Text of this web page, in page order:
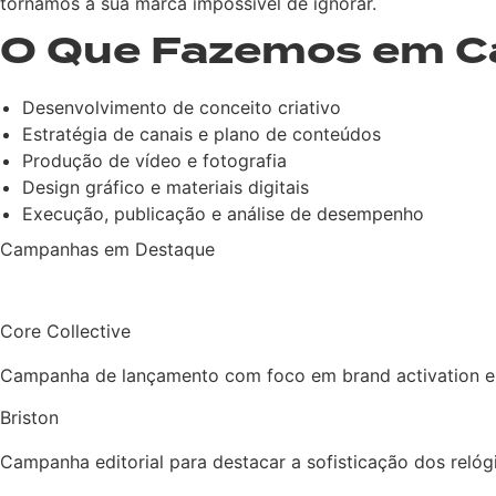
O Que Fazemos em
Desenvolvimento de conceito criativo
Estratégia de canais e plano de conteúdos
Produção de vídeo e fotografia
Design gráfico e materiais digitais
Execução, publicação e análise de desempenho
Campanhas em Destaque
Core Collective
Campanha de lançamento com foco em brand activation
Briston
Campanha editorial para destacar a sofisticação dos